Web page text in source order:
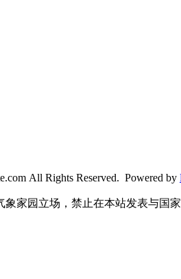
All Rights Reserved. Powered by
家园立场，禁止在本站发表与国